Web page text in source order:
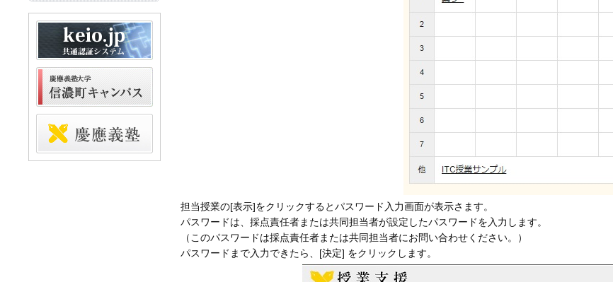
担当授業の[表示]をクリックするとパスワード入力画面が表示さます。
パスワードは、採点責任者または共同担当者が設定したパスワードを入力します。
（このパスワードは採点責任者または共同担当者にお問い合わせください。）
パスワードまで入力できたら、[決定] をクリックします。